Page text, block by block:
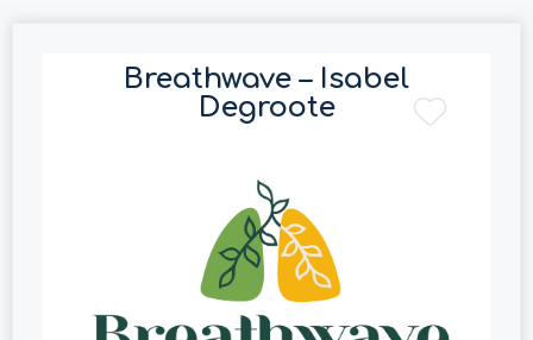
Breathwave – Isabel
Degroote